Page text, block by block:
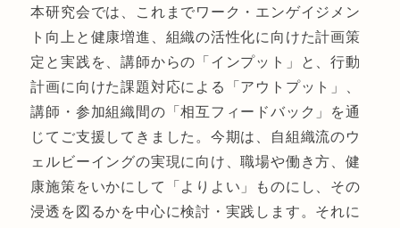
本研究会では、これまでワーク・エンゲイジメン
ト向上と健康増進、組織の活性化に向けた計画策
定と実践を、講師からの「インプット」と、行動
計画に向けた課題対応による「アウトプット」、
講師・参加組織間の「相互フィードバック」を通
じてご支援してきました。今期は、自組織流のウ
ェルビーイングの実現に向け、職場や働き方、健
康施策をいかにして「よりよい」ものにし、その
浸透を図るかを中心に検討・実践します。それに